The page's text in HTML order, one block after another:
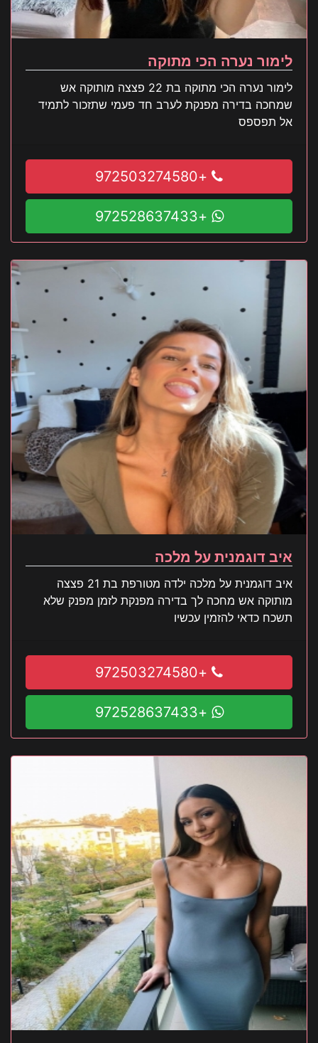
לימור נערה הכי מתוקה
לימור נערה הכי מתוקה בת 22 פצצה מותוקה אש
שמחכה בדירה מפנקת לערב חד פעמי שתזכור לתמיד
אל תפספס
+972503274580
+972528637433
איב דוגמנית על מלכה
איב דוגמנית על מלכה ילדה מטורפת בת 21 פצצה
מותוקה אש מחכה לך בדירה מפנקת לזמן מפנק שלא
תשכח כדאי להזמין עכשיו
+972503274580
+972528637433